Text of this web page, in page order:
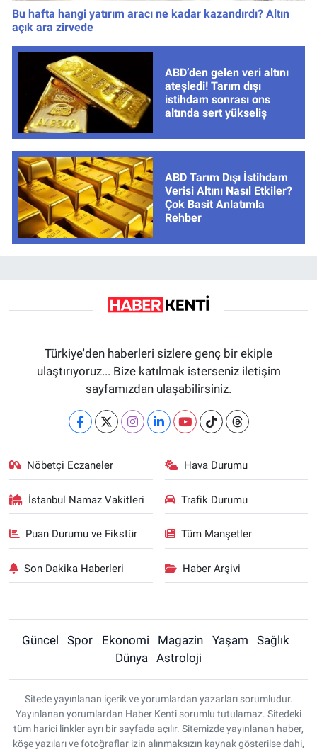
Bu hafta hangi yatırım aracı ne kadar kazandırdı? Altın
açık ara zirvede
ABD’den gelen veri altını
ateşledi! Tarım dışı
istihdam sonrası ons
altında sert yükseliş
ABD Tarım Dışı İstihdam
Verisi Altını Nasıl Etkiler?
Çok Basit Anlatımla
Rehber
Türkiye'den haberleri sizlere genç bir ekiple
ulaştırıyoruz... Bize katılmak isterseniz iletişim
sayfamızdan ulaşabilirsiniz.
Nöbetçi Eczaneler Hava Durumu
İstanbul Namaz Vakitleri Trafik Durumu
Puan Durumu ve Fikstür Tüm Manşetler
Son Dakika Haberleri Haber Arşivi
Güncel Spor Ekonomi Magazin Yaşam
Sağlık
Dünya
Astroloji
Sitede yayınlanan içerik ve yorumlardan yazarları sorumludur.
Yayınlanan yorumlardan Haber Kenti sorumlu tutulamaz. Sitedeki
tüm harici linkler ayrı bir sayfada açılır. Sitemizde yayınlanan haber,
köşe yazıları ve fotoğraflar izin alınmaksızın kaynak gösterilse dahi,